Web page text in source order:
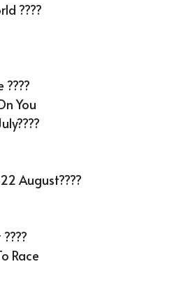
????
You
August????
Race